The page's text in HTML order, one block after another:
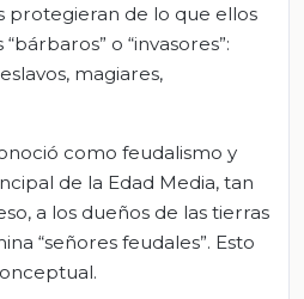
protegieran de lo que ellos
o “invasores”:
magiares,
como feudalismo y
de la Edad Media, tan
a los dueños de las tierras
“señores feudales”. Esto